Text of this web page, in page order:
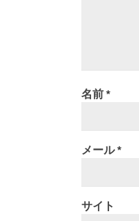
名前*
メール*
サイト